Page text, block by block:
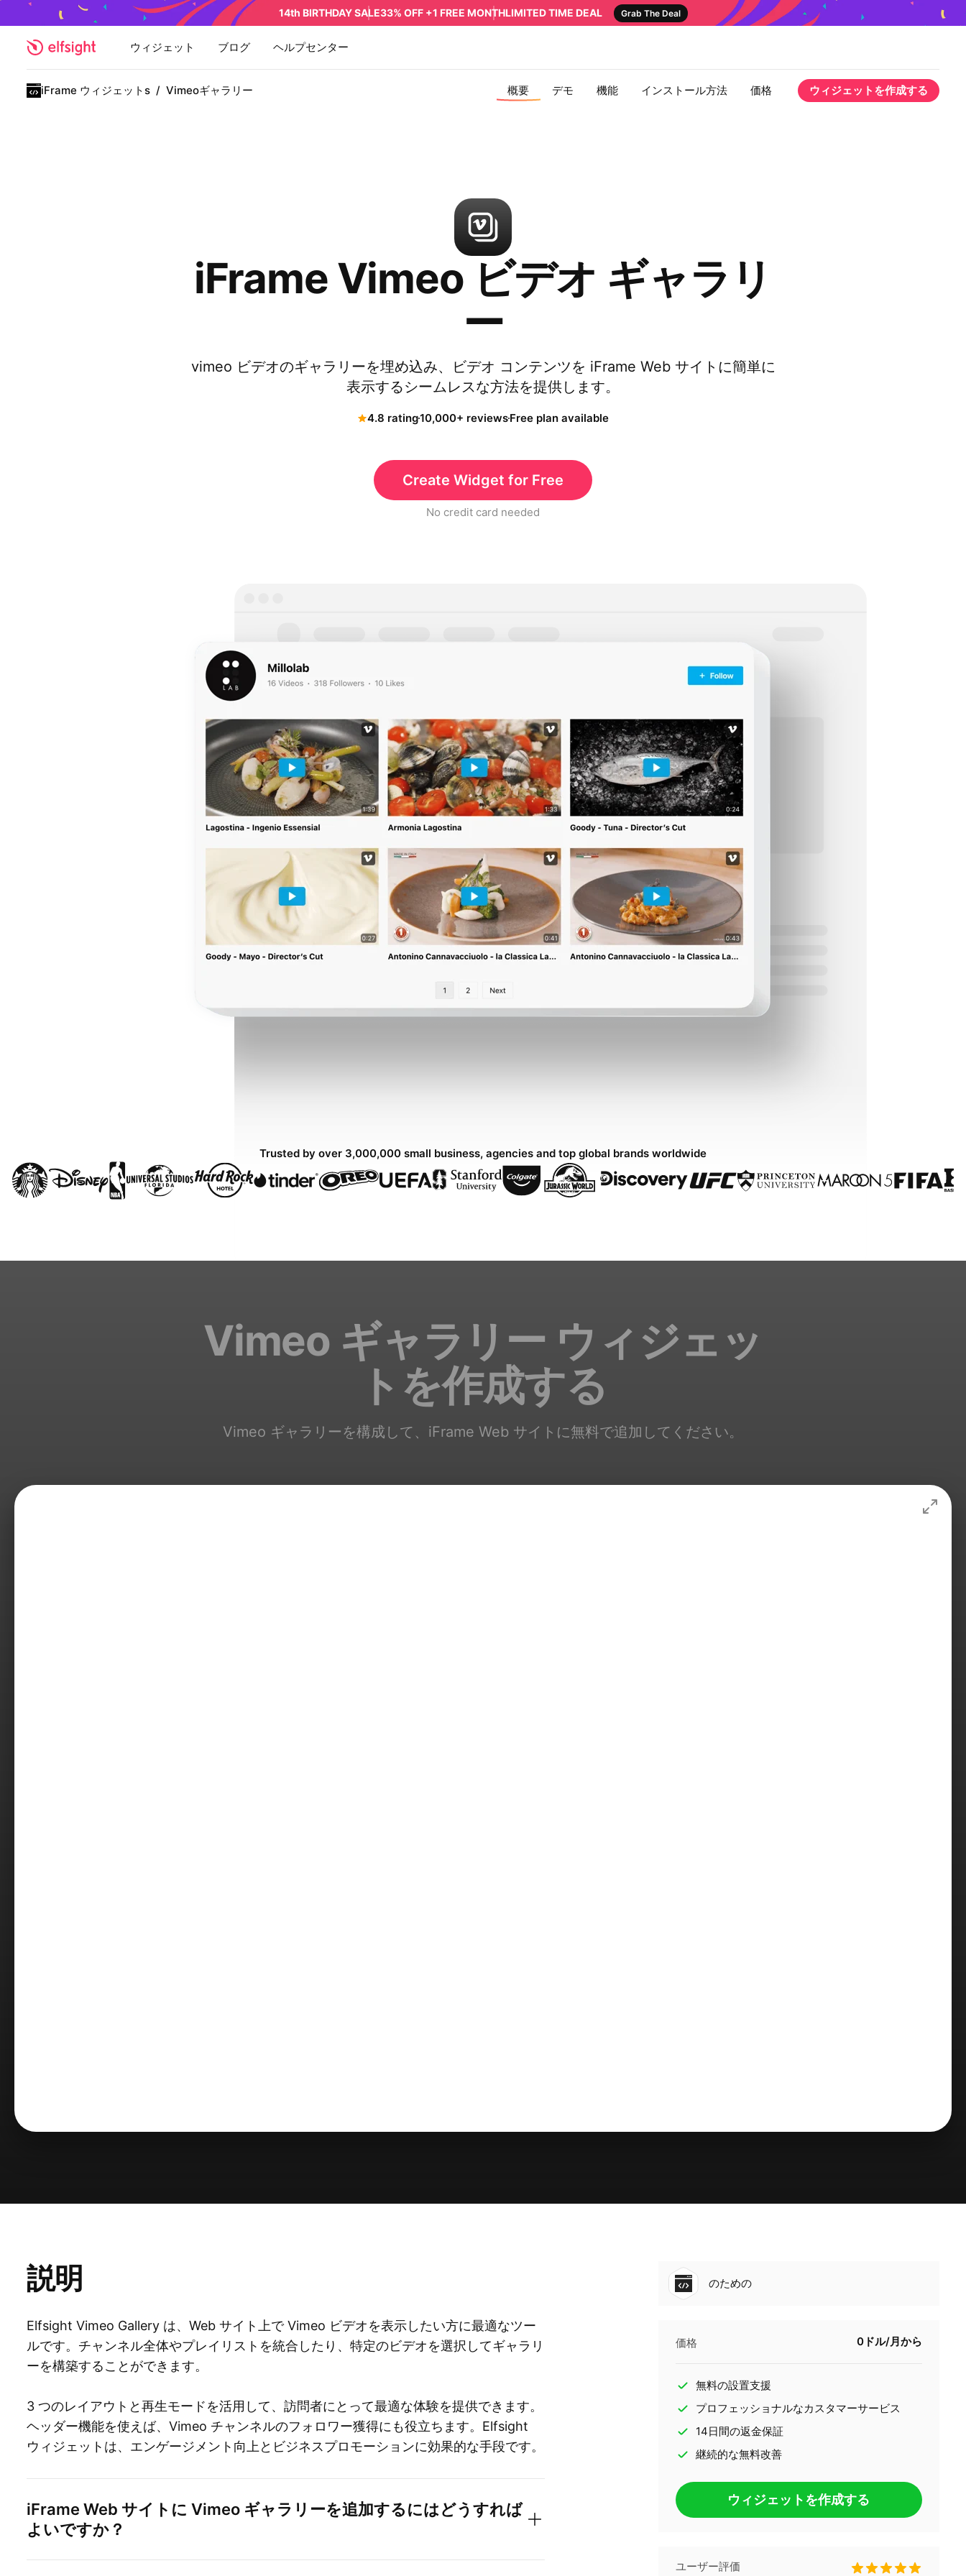
14th BIRTHDAY SALE33% OFF +1 FREE MONTHLIMITED TIME DEAL Grab The Deal
ウィジェット ブログ ヘルプセンター
iFrame ウィジェットs / Vimeoギャラリー 概要 デモ 機能 インストール方法 価格 ウィジェットを作成する
iFrame Vimeo ビデオ ギャラリ
ー
vimeo ビデオのギャラリーを埋め込み、ビデオ コンテンツを iFrame Web サイトに簡単に
表示するシームレスな方法を提供します。
4.8 rating10,000+ reviewsFree plan available
Create Widget for Free
No credit card needed
Trusted by over 3,000,000 small business, agencies and top global brands worldwide
Vimeo ギャラリー ウィジェッ
トを作成する
Vimeo ギャラリーを構成して、iFrame Web サイトに無料で追加してください。
説明
Elfsight Vimeo Gallery は、Web サイト上で Vimeo ビデオを表示したい方に最適なツー
ルです。チャンネル全体やプレイリストを統合したり、特定のビデオを選択してギャラリ
ーを構築することができます。
3 つのレイアウトと再生モードを活用して、訪問者にとって最適な体験を提供できます。
ヘッダー機能を使えば、Vimeo チャンネルのフォロワー獲得にも役立ちます。Elfsight
ウィジェットは、エンゲージメント向上とビジネスプロモーションに効果的な手段です。
iFrame Web サイトに Vimeo ギャラリーを追加するにはどうすれば
よいですか？
のための
価格 0ドル/月から
無料の設置支援
プロフェッショナルなカスタマーサービス
14日間の返金保証
継続的な無料改善
ウィジェットを作成する
ユーザー評価